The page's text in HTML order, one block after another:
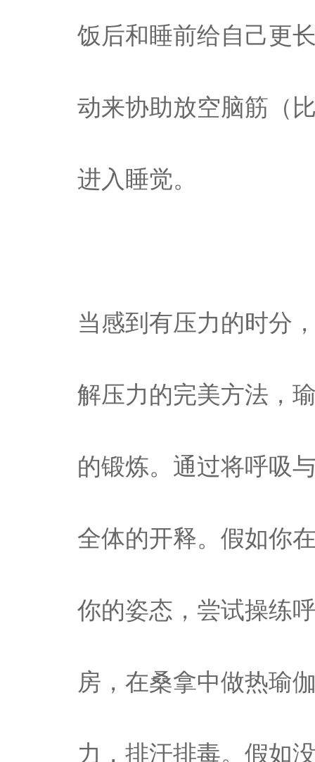
饭后和睡前给自己更
动来协助放空脑筋（
进入睡觉。
当感到有压力的时分
解压力的完美方法，
的锻炼。通过将呼吸
全体的开释。假如你
你的姿态，尝试操练
房，在桑拿中做热瑜
力，排汗排毒。假如